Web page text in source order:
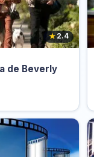
★2.4
de Beverly